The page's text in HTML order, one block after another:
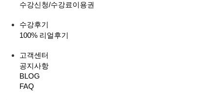
수강신청/수강료이용권
수강후기
100% 리얼후기
고객센터
공지사항
BLOG
FAQ